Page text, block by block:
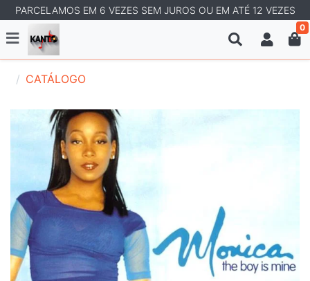
PARCELAMOS EM 6 VEZES SEM JUROS OU EM ATÉ 12 VEZES
0
CATÁLOGO